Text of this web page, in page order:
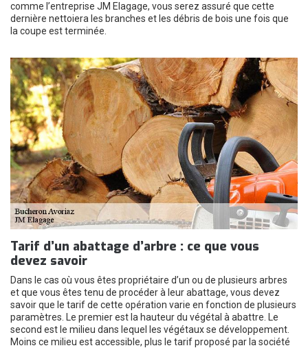
comme l’entreprise JM Elagage, vous serez assuré que cette
dernière nettoiera les branches et les débris de bois une fois que
la coupe est terminée.
Tarif d’un abattage d’arbre : ce que vous
devez savoir
Dans le cas où vous êtes propriétaire d’un ou de plusieurs arbres
et que vous êtes tenu de procéder à leur abattage, vous devez
savoir que le tarif de cette opération varie en fonction de plusieurs
paramètres. Le premier est la hauteur du végétal à abattre. Le
second est le milieu dans lequel les végétaux se développement.
Moins ce milieu est accessible, plus le tarif proposé par la société